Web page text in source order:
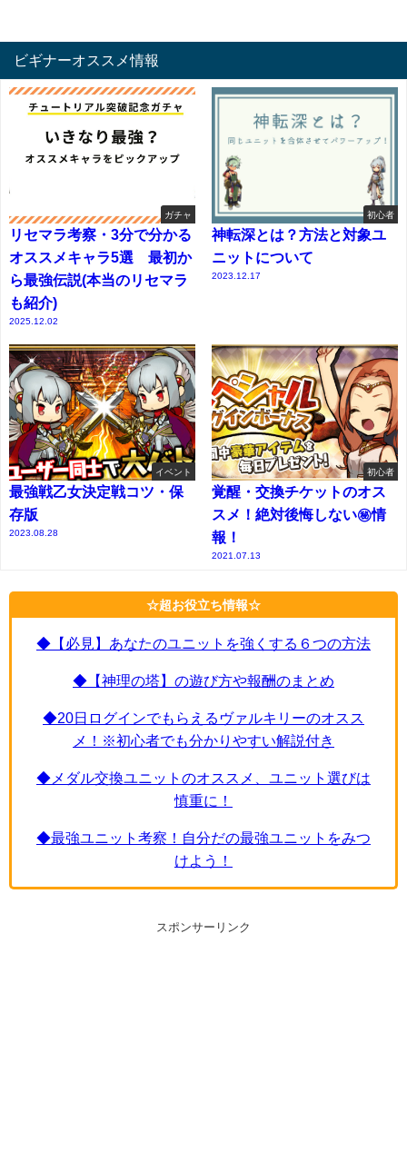
ビギナーオススメ情報
ガチャ
リセマラ考察・3分で分かる
オススメキャラ5選 最初か
ら最強伝説(本当のリセマラ
も紹介)
2025.12.02
初心者
神転深とは？方法と対象ユ
ニットについて
2023.12.17
イベント
最強戦乙女決定戦コツ・保
存版
2023.08.28
初心者
覚醒・交換チケットのオス
スメ！絶対後悔しない㊙情
報！
2021.07.13
☆超お役立ち情報☆
◆【必見】あなたのユニットを強くする６つの方法
◆【神理の塔】の遊び方や報酬のまとめ
◆20日ログインでもらえるヴァルキリーのオスス
メ！※初心者でも分かりやすい解説付き
◆メダル交換ユニットのオススメ、ユニット選びは
慎重に！
◆最強ユニット考察！自分だの最強ユニットをみつ
けよう！
スポンサーリンク